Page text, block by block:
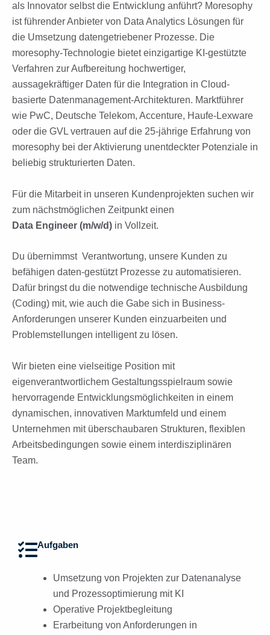
als Innovator selbst die Entwicklung anführt? Moresophy
ist führender Anbieter von Data Analytics Lösungen für
die Umsetzung datengetriebener Prozesse. Die
moresophy-Technologie bietet einzigartige KI-gestützte
Verfahren zur Aufbereitung hochwertiger,
aussagekräftiger Daten für die Integration in Cloud-
basierte Datenmanagement-Architekturen. Marktführer
wie PwC, Deutsche Telekom, Accenture, Haufe-Lexware
oder die GVL vertrauen auf die 25-jährige Erfahrung von
moresophy bei der Aktivierung unentdeckter Potenziale in
beliebig strukturierten Daten.
Für die Mitarbeit in unseren Kundenprojekten suchen wir
zum nächstmöglichen Zeitpunkt einen
Data Engineer (m/w/d) in Vollzeit.
Du übernimmst Verantwortung, unsere Kunden zu
befähigen daten-gestützt Prozesse zu automatisieren.
Dafür bringst du die notwendige technische Ausbildung
(Coding) mit, wie auch die Gabe sich in Business-
Anforderungen unserer Kunden einzuarbeiten und
Problemstellungen intelligent zu lösen.
Wir bieten eine vielseitige Position mit
eigenverantwortlichem Gestaltungsspielraum sowie
hervorragende Entwicklungsmöglichkeiten in einem
dynamischen, innovativen Marktumfeld und einem
Unternehmen mit überschaubaren Strukturen, flexiblen
Arbeitsbedingungen sowie einem interdisziplinären
Team.
Aufgaben
Umsetzung von Projekten zur Datenanalyse
und Prozessoptimierung mit KI
Operative Projektbegleitung
Erarbeitung von Anforderungen in